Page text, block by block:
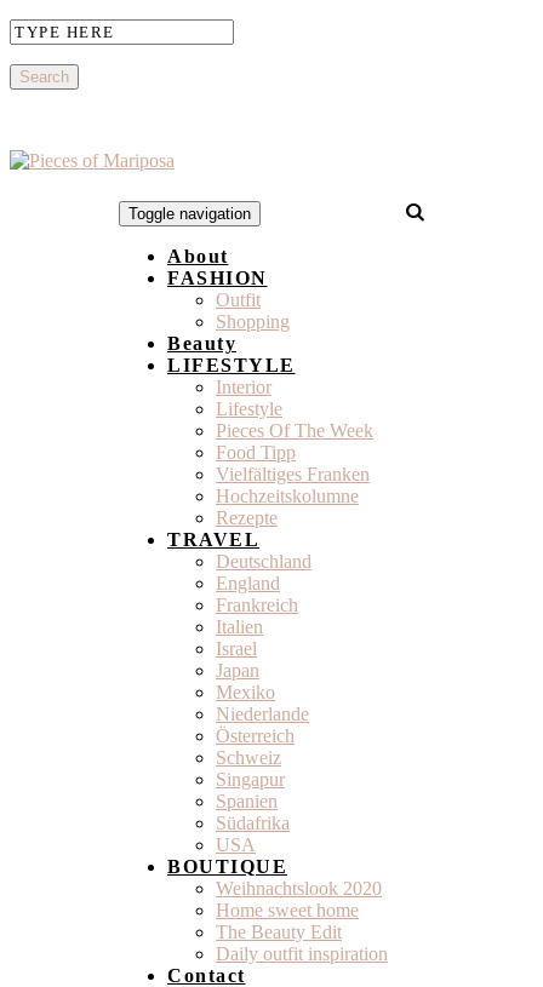
Toggle navigation
About
FASHION
Outfit
Shopping
Beauty
LIFESTYLE
Interior
Lifestyle
Pieces Of The Week
Food Tipp
Vielfältiges Franken
Hochzeitskolumne
Rezepte
TRAVEL
Deutschland
England
Frankreich
Italien
Israel
Japan
Mexiko
Niederlande
Österreich
Schweiz
Singapur
Spanien
Südafrika
USA
BOUTIQUE
Weihnachtslook 2020
Home sweet home
The Beauty Edit
Daily outfit inspiration
Contact